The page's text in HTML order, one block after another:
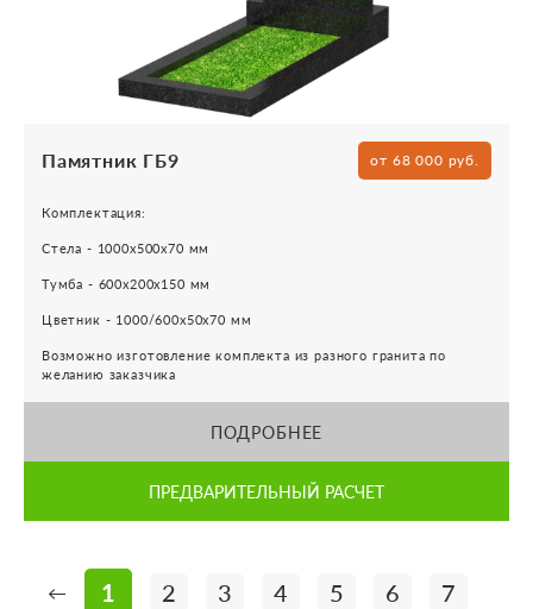
Памятник ГБ9 от 68 000 руб.
Комплектация:
Стела - 1000х500х70 мм
Тумба - 600х200х150 мм
Цветник - 1000/600х50х70 мм
Возможно изготовление комплекта из разного гранита по
желанию заказчика
ПОДРОБНЕЕ
ПРЕДВАРИТЕЛЬНЫЙ РАСЧЕТ
← 1 2 3 4 5 6
7